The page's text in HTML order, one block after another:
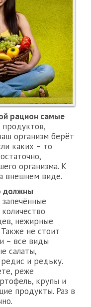
рацион самые
продуктов,
организм берёт
каких – то
организма. К
внешнем виде.
должны
нежирные
не стоит
– все виды
салаты,
и редьку.
реже
крупы и
продукты. Раз в